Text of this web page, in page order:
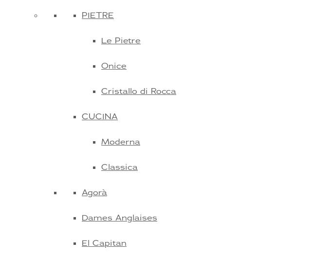
PIETRE
Le Pietre
Onice
Cristallo di Rocca
CUCINA
Moderna
Classica
Agorà
Dames Anglaises
El Capitan